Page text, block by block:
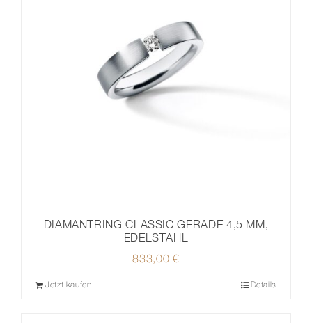
DIAMANTRING CLASSIC GERADE 4,5 MM,
EDELSTAHL
833,00 €
Jetzt kaufen Details